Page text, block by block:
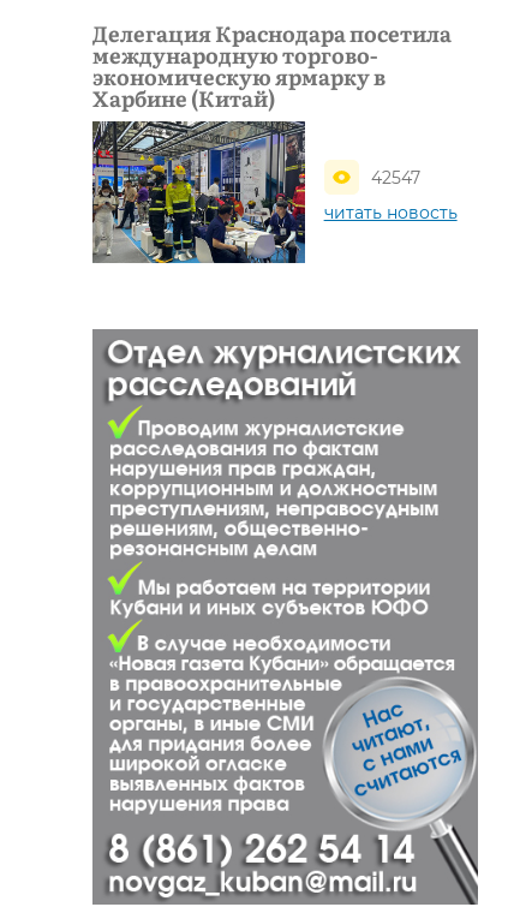
Делегация Краснодара посетила
международную торгово-
экономическую ярмарку в
Харбине (Китай)
42547
читать новость